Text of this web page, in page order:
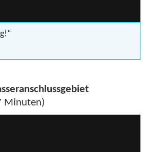
Minuten)